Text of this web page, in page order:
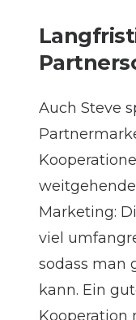
Auch Steve
Marketing:
viel
sodass man
kann. Ein
Kooperation